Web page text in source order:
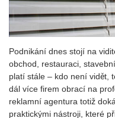
Podnikání dnes stojí na
obchod, restauraci,
platí stále – kdo není vidět,
dál více firem obrací na
reklamní agentura totiž
praktickými nástroji, které